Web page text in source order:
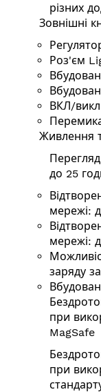
різних
Зовнішні
Роз'єм
ВКЛ/
Живлення
до 25
мережі:
мережі:
заряду
при
MagSafe
при